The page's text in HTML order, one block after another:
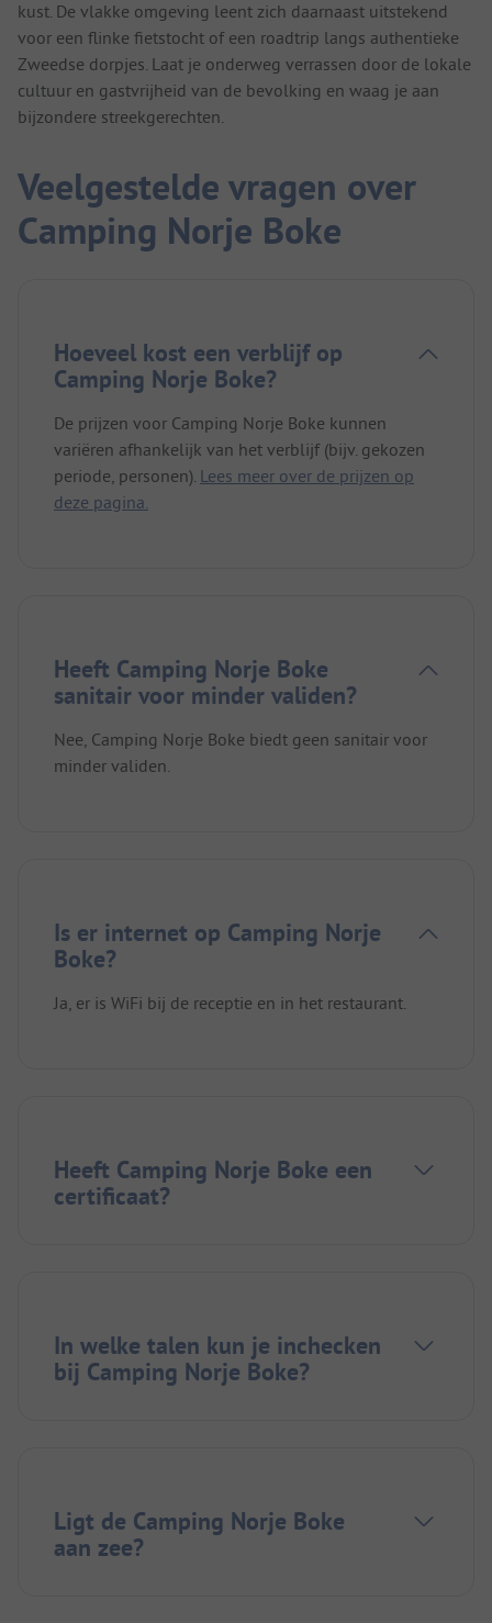
kust. De vlakke omgeving leent zich daarnaast uitstekend
voor een flinke fietstocht of een roadtrip langs authentieke
Zweedse dorpjes. Laat je onderweg verrassen door de lokale
cultuur en gastvrijheid van de bevolking en waag je aan
bijzondere streekgerechten.
Veelgestelde vragen over
Camping Norje Boke
Hoeveel kost een verblijf op
Camping Norje Boke?
De prijzen voor Camping Norje Boke kunnen
variëren afhankelijk van het verblijf (bijv. gekozen
periode, personen). Lees meer over de prijzen op
deze pagina.
Heeft Camping Norje Boke
sanitair voor minder validen?
Nee, Camping Norje Boke biedt geen sanitair voor
minder validen.
Is er internet op Camping Norje
Boke?
Ja, er is WiFi bij de receptie en in het restaurant.
Heeft Camping Norje Boke een
certificaat?
In welke talen kun je inchecken
bij Camping Norje Boke?
Ligt de Camping Norje Boke
aan zee?